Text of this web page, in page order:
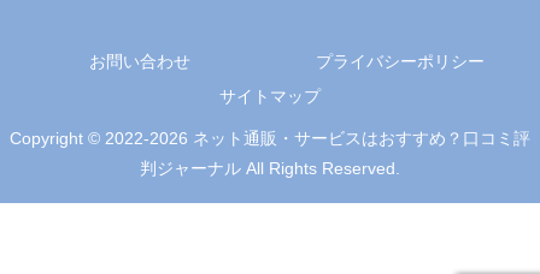
お問い合わせ
プライバシーポリシー
サイトマップ
Copyright © 2022-2026 ネット通販・サービスはおすすめ？口コミ評
判ジャーナル All Rights Reserved.